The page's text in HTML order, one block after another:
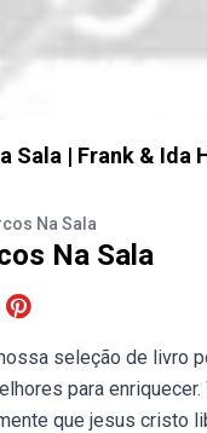
Sala | Frank & Ida
Na Sala
Na Sala
seleção de livro
para
que jesus cristo